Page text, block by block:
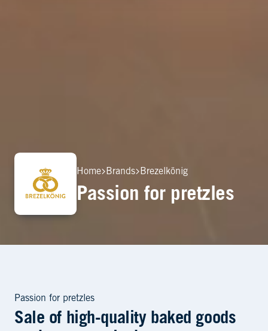
Home Brands Brezelkönig
Passion for pretzles
Sale of high-quality baked goods